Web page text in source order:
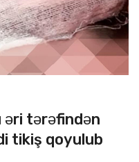
əri tərəfindən
tikiş qoyulub